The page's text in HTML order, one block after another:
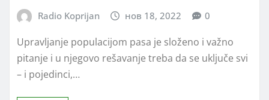
Radio Koprijan нов 18, 2022 0
Upravljanje populacijom pasa je složeno i važno
pitanje i u njegovo rešavanje treba da se uključe svi
– i pojedinci,…